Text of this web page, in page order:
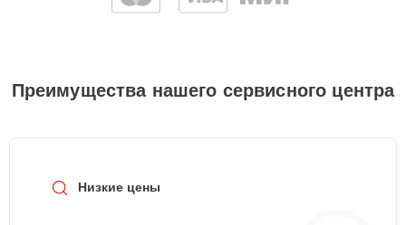
Преимущества нашего сервисного центра
Низкие цены